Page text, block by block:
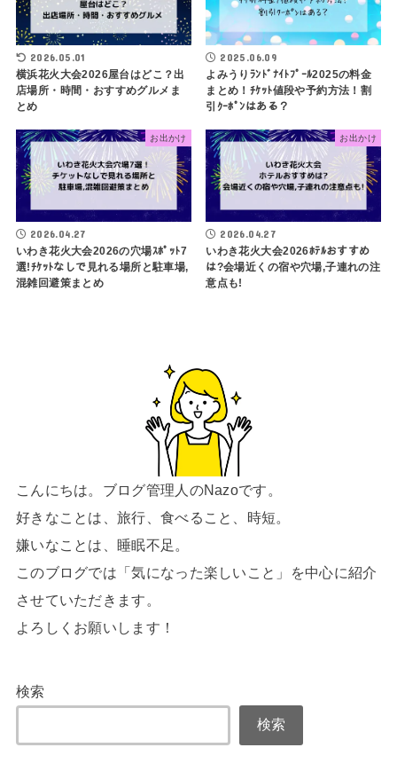
2026.05.01
横浜花火大会2026屋台はどこ？出
店場所・時間・おすすめグルメま
とめ
2025.06.09
よみうりﾗﾝﾄﾞﾅｲﾄﾌﾟｰﾙ2025の料金
まとめ！ﾁｹｯﾄ値段や予約方法！割
引ｸｰﾎﾟﾝはある？
お出かけ
2026.04.27
いわき花火大会2026の穴場ｽﾎﾟｯﾄ7
選!ﾁｹｯﾄなしで見れる場所と駐車場,
混雑回避策まとめ
お出かけ
2026.04.27
いわき花火大会2026ﾎﾃﾙおすすめ
は?会場近くの宿や穴場,子連れの注
意点も!
こんにちは。ブログ管理人のNazoです。
好きなことは、旅行、食べること、時短。
嫌いなことは、睡眠不足。
このブログでは「気になった楽しいこと」を中心に紹介
させていただきます。
よろしくお願いします！
検索
検索